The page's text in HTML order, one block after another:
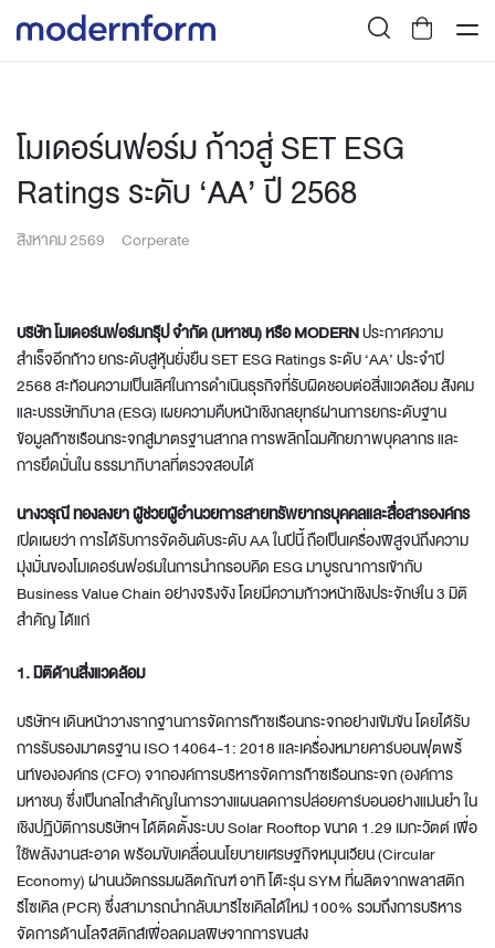
โมเดอร์นฟอร์ม ก้าวสู่ SET ESG
Ratings ระดับ ‘AA’ ปี 2568
สิงหาคม 2569 Corperate
บริษัท โมเดอร์นฟอร์มกรุ๊ป จำกัด (มหาชน) หรือMODERNประกาศความ
สำเร็จอีกก้าว ยกระดับสู่หุ้นยั่งยืน SET ESG Ratings ระดับ ‘AA’ ประจำปี
2568 สะท้อนความเป็นเลิศในการดำเนินธุรกิจที่รับผิดชอบต่อสิ่งแวดล้อม สังคม
และบรรษัทภิบาล (ESG) เผยความคืบหน้าเชิงกลยุทธ์ผ่านการยกระดับฐาน
ข้อมูลก๊าซเรือนกระจกสู่มาตรฐานสากล การพลิกโฉมศักยภาพบุคลากร และ
การยึดมั่นใน ธรรมาภิบาลที่ตรวจสอบได้
นางวรุณี ทองลงยา ผู้ช่วยผู้อำนวยการสายทรัพยากรบุคคลและสื่อสารองค์กร
เปิดเผยว่า การได้รับการจัดอันดับระดับ AA ในปีนี้ ถือเป็นเครื่องพิสูจน์ถึงความ
มุ่งมั่นของโมเดอร์นฟอร์มในการนำกรอบคิด ESG มาบูรณาการเข้ากับ
Business Value Chain อย่างจริงจัง โดยมีความก้าวหน้าเชิงประจักษ์ใน 3 มิติ
สำคัญ ได้แก่
1. มิติด้านสิ่งแวดล้อม
บริษัทฯ เดินหน้าวางรากฐานการจัดการก๊าซเรือนกระจกอย่างเข้มข้น โดยได้รับ
การรับรองมาตรฐาน ISO 14064-1: 2018 และเครื่องหมายคาร์บอนฟุตพริ้
นท์ขององค์กร (CFO) จากองค์การบริหารจัดการก๊าซเรือนกระจก (องค์การ
มหาชน) ซึ่งเป็นกลไกสำคัญในการวางแผนลดการปล่อยคาร์บอนอย่างแม่นยำ ใน
เชิงปฏิบัติการบริษัทฯ ได้ติดตั้งระบบ Solar Rooftop ขนาด 1.29 เมกะวัตต์ เพื่อ
ใช้พลังงานสะอาด พร้อมขับเคลื่อนนโยบายเศรษฐกิจหมุนเวียน (Circular
Economy) ผ่านนวัตกรรมผลิตภัณฑ์ อาทิ โต๊ะรุ่น SYM ที่ผลิตจากพลาสติก
รีไซเคิล (PCR) ซึ่งสามารถนำกลับมารีไซเคิลได้ใหม่ 100% รวมถึงการบริหาร
จัดการด้านโลจิสติกส์เพื่อลดมลพิษจากการขนส่ง